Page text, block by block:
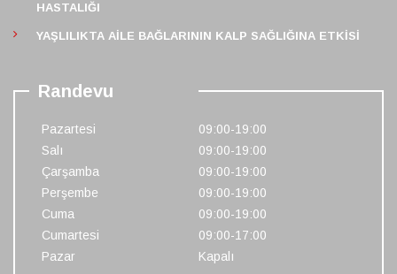
HASTALIĞI
YAŞLILIKTA AILE BAĞLARININ KALP SAĞLIĞINA ETKISI
Randevu
Pazartesi
09:00-19:00
Salı
09:00-19:00
Çarşamba
09:00-19:00
Perşembe
09:00-19:00
Cuma
09:00-19:00
Cumartesi
09:00-17:00
Pazar
Kapalı